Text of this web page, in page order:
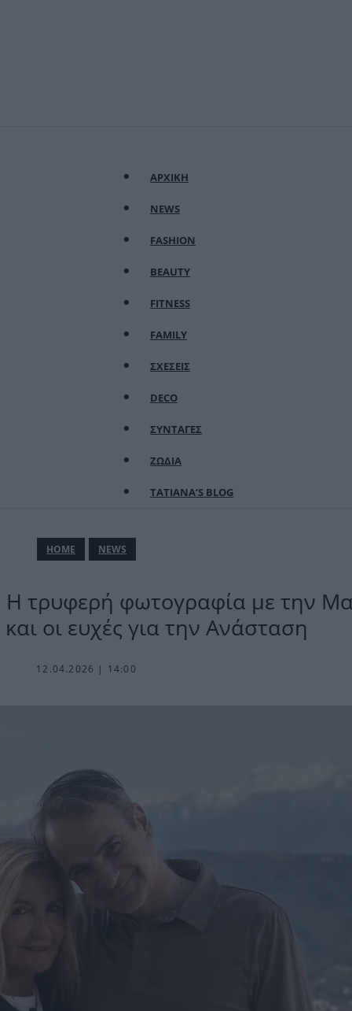
ΑΡΧΙΚΗ
NEWS
FASHION
BEAUTY
FITNESS
FAMILY
ΣΧΕΣΕΙΣ
DECO
ΣΥΝΤΑΓΕΣ
ΖΩΔΙΑ
TATIANA’S BLOG
ΗΟΜΕ NEWS
Η τρυφερή φωτογραφία με την
οι ευχές για την Ανάσταση
12.04.2026 | 14:00